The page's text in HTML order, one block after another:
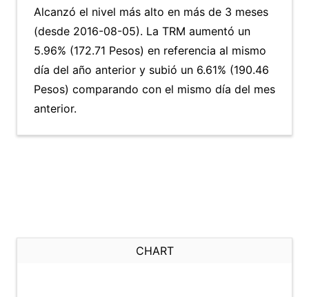
Alcanzó el nivel más alto en más de 3 meses
(desde 2016-08-05). La TRM aumentó un
5.96% (172.71 Pesos) en referencia al mismo
día del año anterior y subió un 6.61% (190.46
Pesos) comparando con el mismo día del mes
anterior.
CHART